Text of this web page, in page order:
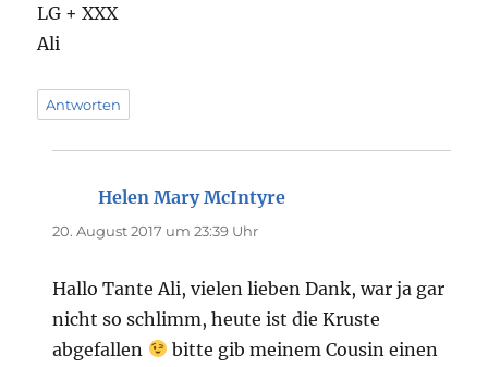
LG + XXX
Ali
Antworten
Helen Mary McIntyre
20. August 2017 um 23:39 Uhr
Hallo Tante Ali, vielen lieben Dank, war ja gar
nicht so schlimm, heute ist die Kruste
abgefallen
bitte gib meinem Cousin einen